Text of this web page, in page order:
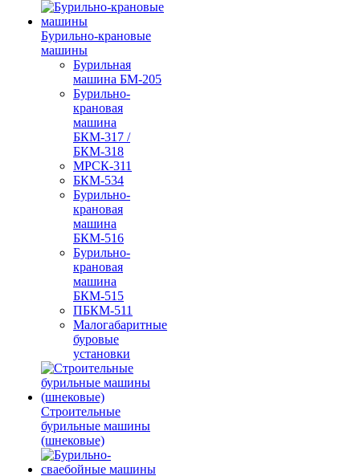
Бурильно-крановые
машины
Бурильная
машина БМ-205
Бурильно-
крановая
машина
БКМ-317 /
БКМ-318
МРСК-311
БКМ-534
Бурильно-
крановая
машина
БКМ-516
Бурильно-
крановая
машина
БКМ-515
ПБКМ-511
Малогабаритные
буровые
установки
Строительные
бурильные машины
(шнековые)